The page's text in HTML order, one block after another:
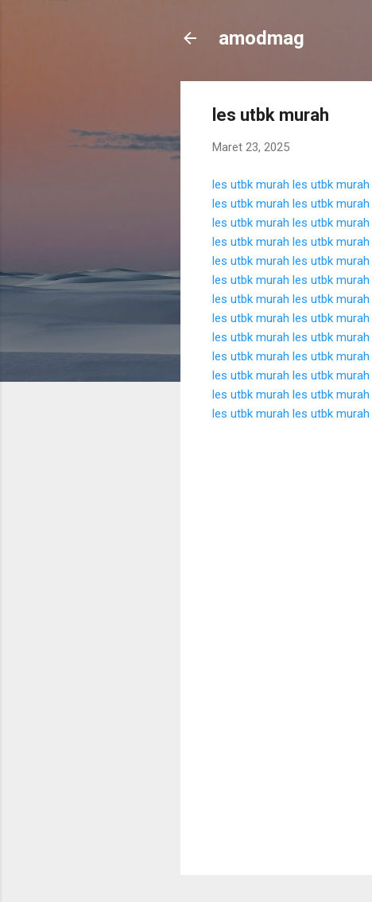
amodmag
les utbk murah
Maret 23, 2025
les utbk murah les utbk murah
les utbk murah les utbk murah
les utbk murah les utbk murah
les utbk murah les utbk murah
les utbk murah les utbk murah
les utbk murah les utbk murah
les utbk murah les utbk murah
les utbk murah les utbk murah
les utbk murah les utbk murah
les utbk murah les utbk murah
les utbk murah les utbk murah
les utbk murah les utbk murah
les utbk murah les utbk murah